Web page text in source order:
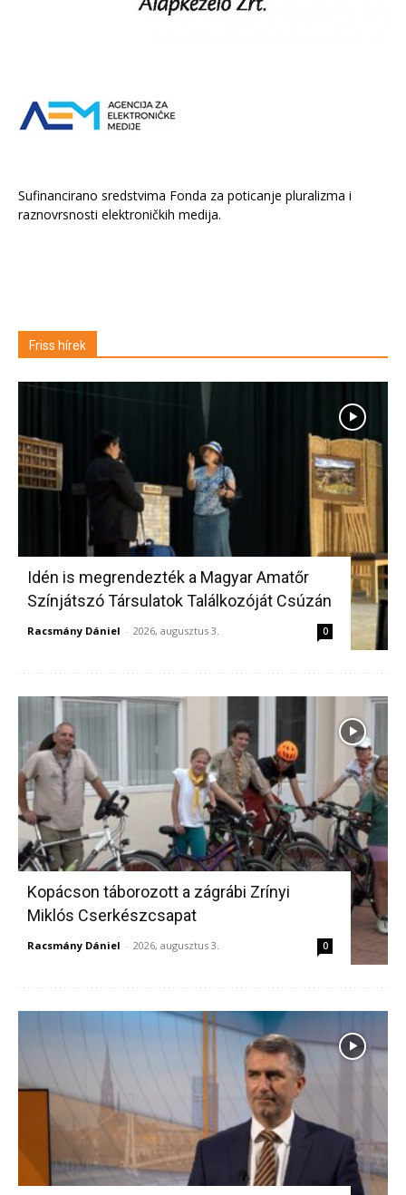
Sufinancirano sredstvima Fonda za poticanje pluralizma i
raznovrsnosti elektroničkih medija.
Friss hírek
Idén is megrendezték a Magyar Amatőr
Színjátszó Társulatok Találkozóját Csúzán
Racsmány Dániel - 2026, augusztus 3. 0
Kopácson táborozott a zágrábi Zrínyi
Miklós Cserkészcsapat
Racsmány Dániel - 2026, augusztus 3. 0